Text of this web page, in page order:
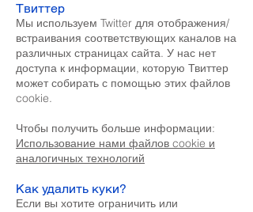
Твиттер
Мы используем Twitter для отображения/
встраивания соответствующих каналов на
различных страницах сайта. У нас нет
доступа к информации, которую Твиттер
может собирать с помощью этих файлов
cookie.
Чтобы получить больше информации:
Использование нами файлов cookie и
аналогичных технологий
Как удалить куки?
Если вы хотите ограничить или